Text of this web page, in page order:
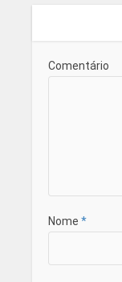
Comentário
Nome *